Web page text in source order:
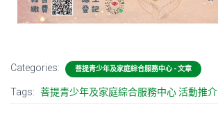
Categories: 菩提青少年及家庭綜合服務中心 - 文章
Tags: 菩提青少年及家庭綜合服務中心 活動推介